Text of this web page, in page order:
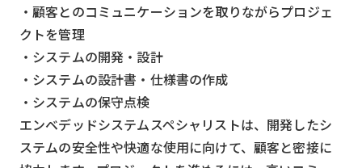
・顧客とのコミュニケーションを取りながらプロジェ
クトを管理
・システムの開発・設計
・システムの設計書・仕様書の作成
・システムの保守点検
エンベデッドシステムスペシャリストは、開発したシ
ステムの安全性や快適な使用に向けて、顧客と密接に